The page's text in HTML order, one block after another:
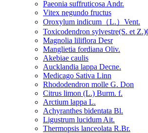
Paeonia suffruticosa Andr.
Vitex negundo fructus
Oroxylum indicum（L.）Vent.
Toxicodendron sylvestre(S. et
Magnolia liliflora Desr
Manglietia fordiana Oliv.
Akebiae caulis
Aucklandia lappa Decne.
Medicago Sativa Linn
Rhododendron molle G. Don
Citrus limon (L.) Burm. f.
Arctium lappa L.
Achyranthes bidentata Bl.
Ligustrum lucidum Ait.
Thermopsis lanceolata R.Br.